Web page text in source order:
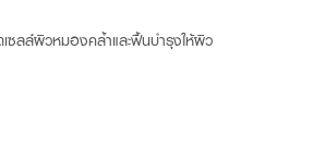
ลล์ผิวหมองคล้ำและฟื้นบำรุงให้ผิว